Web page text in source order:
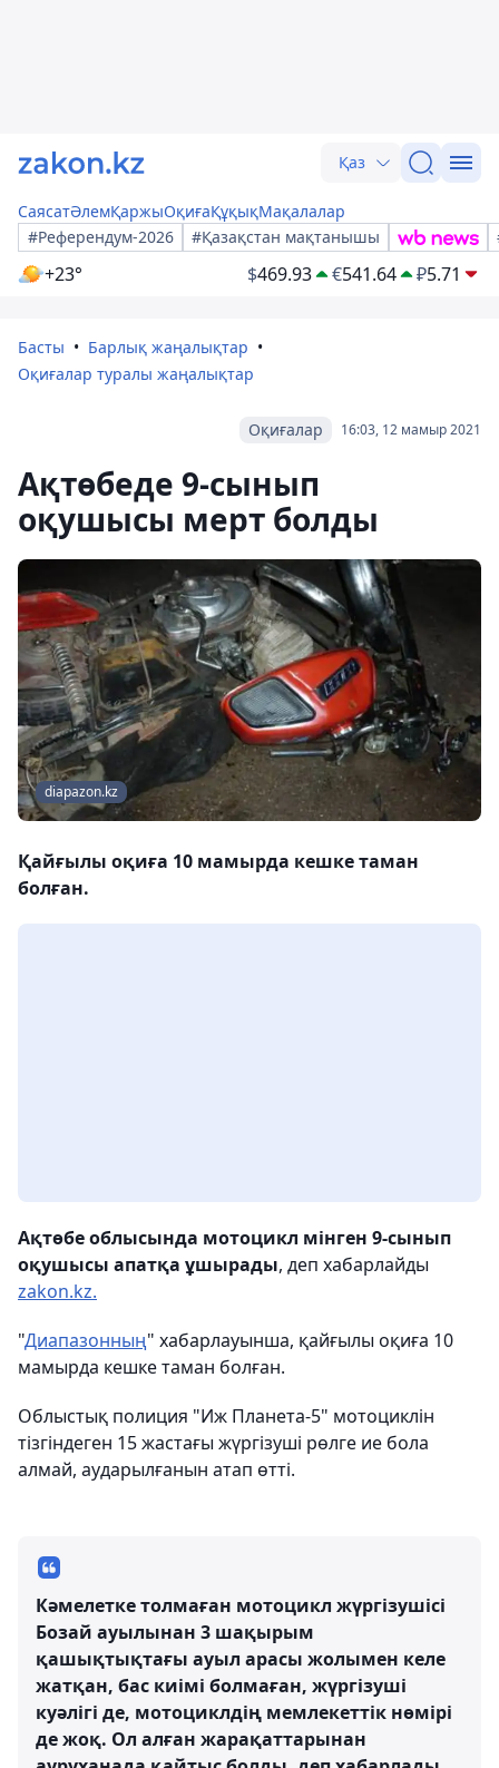
Қаз
СаясатӘлемҚаржыОқиғаҚұқықМақалалар
#Референдум-2026
#Қазақстан мақтанышы
+23° $469.93 €541.64 ₽5.71
Басты
Барлық жаңалықтар
Оқиғалар туралы жаңалықтар
16:03, 12 мамыр 2021
Оқиғалар
Ақтөбеде 9-сынып
оқушысы мерт болды
diapazon.kz
Қайғылы оқиға 10 мамырда кешке таман
болған.
Ақтөбе облысында мотоцикл мінген 9-сынып
оқушысы апатқа ұшырады, деп хабарлайды
zakon.kz.
"Диапазонның" хабарлауынша, қайғылы оқиға 10
мамырда кешке таман болған.
Облыстық полиция "Иж Планета-5" мотоциклін
тізгіндеген 15 жастағы жүргізуші рөлге ие бола
алмай, аударылғанын атап өтті.
Кәмелетке толмаған мотоцикл жүргізушісі
Бозай ауылынан 3 шақырым
қашықтықтағы ауыл арасы жолымен келе
жатқан, бас киімі болмаған, жүргізуші
куәлігі де, мотоциклдің мемлекеттік нөмірі
де жоқ. Ол алған жарақаттарынан